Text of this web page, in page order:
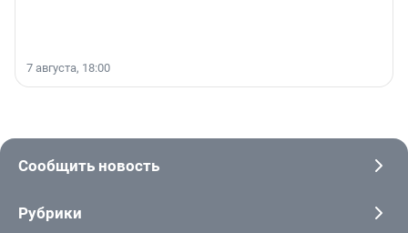
7 августа, 18:00
Сообщить новость
Рубрики